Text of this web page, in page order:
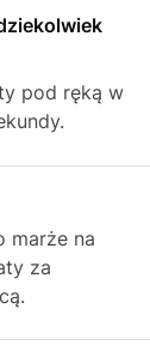
pod ręką w
marże na
za